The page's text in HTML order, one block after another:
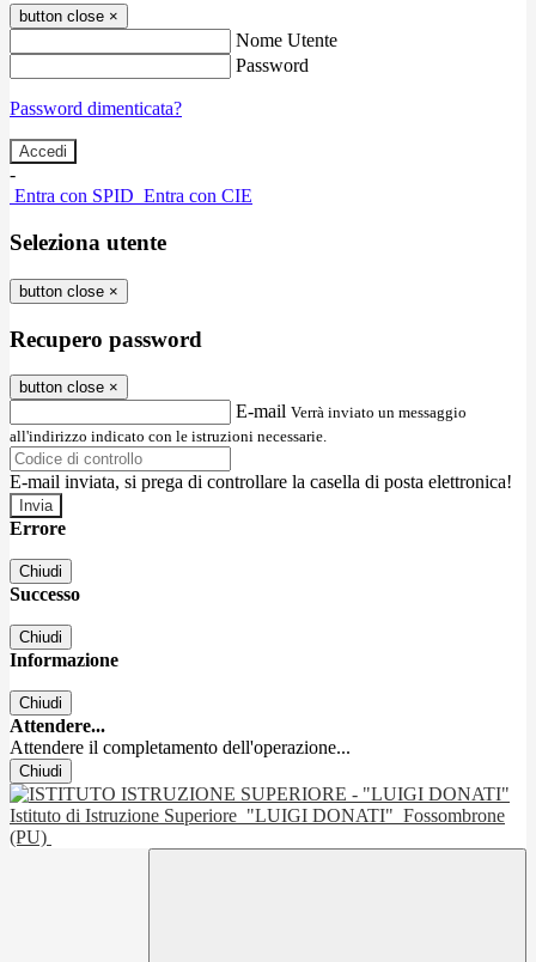
button close ×
Nome Utente
Password
Password dimenticata?
-
Entra con SPID Entra con CIE
Seleziona utente
button close ×
Recupero password
button close ×
E-mail Verrà inviato un messaggio
all'indirizzo indicato con le istruzioni necessarie.
E-mail inviata, si prega di controllare la casella di posta elettronica!
Errore
Chiudi
Successo
Chiudi
Informazione
Chiudi
Attendere...
Attendere il completamento dell'operazione...
Chiudi
Istituto di Istruzione Superiore "LUIGI DONATI" Fossombrone
(PU)